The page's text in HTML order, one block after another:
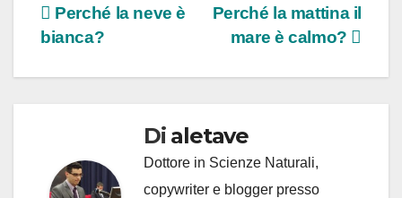
Navigazione
Perché la mattina il
mare è calmo?
Perché la neve è
bianca?
Di aletave
Dottore in Scienze Naturali,
copywriter e blogger presso